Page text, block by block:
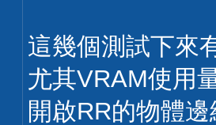
這幾個測試下來
尤其VRAM使用
開啟RR的物體